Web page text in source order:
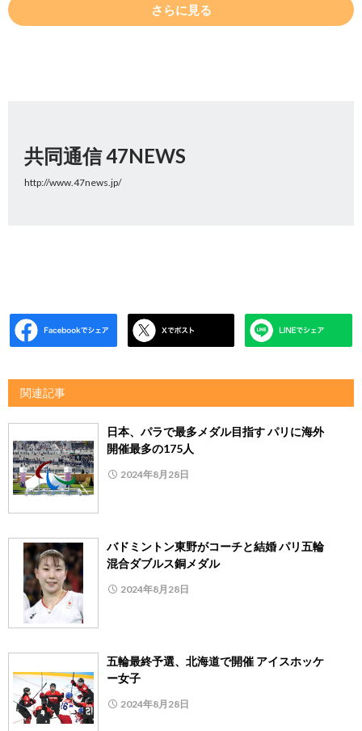
さらに見る
共同通信 47NEWS
http://www.47news.jp/
関連記事
日本、パラで最多メダル目指す パリに海外
開催最多の175人
2024年8月28日
バドミントン東野がコーチと結婚 パリ五輪
混合ダブルス銅メダル
2024年8月28日
五輪最終予選、北海道で開催 アイスホッケ
ー女子
2024年8月28日